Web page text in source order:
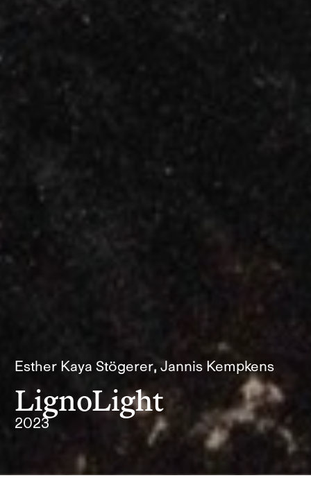
Esther Kaya Stögerer, Jannis Kempkens
LignoLight
2023